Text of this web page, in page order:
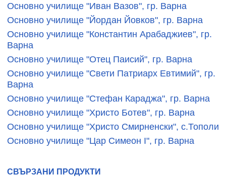
Основно училище "Иван Вазов", гр. Варна
Основно училище "Йордан Йовков", гр. Варна
Основно училище "Константин Арабаджиев", гр.
Варна
Основно училище "Отец Паисий", гр. Варна
Основно училище "Свети Патриарх Евтимий", гр.
Варна
Основно училище "Стефан Караджа", гр. Варна
Основно училище "Христо Ботев", гр. Варна
Основно училище "Христо Смирненски", с.Тополи
Основно училище "Цар Симеон І", гр. Варна
СВЪРЗАНИ ПРОДУКТИ